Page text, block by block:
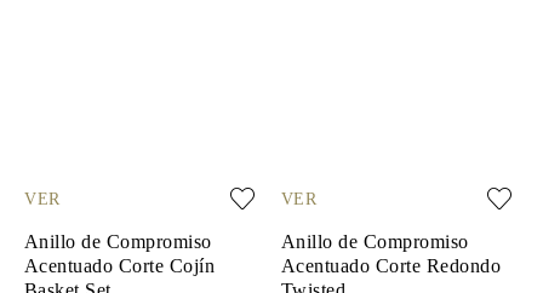
VER
Anillo de Compromiso
Acentuado Corte Cojín
VER
Anillo de Compromiso
Acentuado Corte Redondo